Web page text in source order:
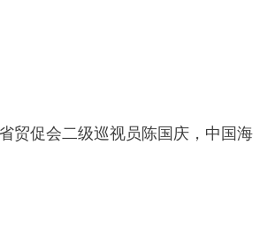
贸促会二级巡视员陈国庆，中国海